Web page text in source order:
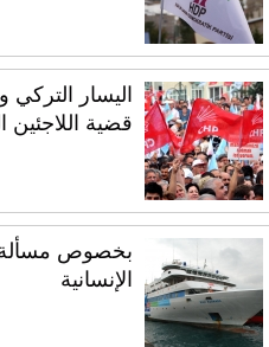
اليسار
قضية اللاجئين
بخصوص مسألة
الإنسانية